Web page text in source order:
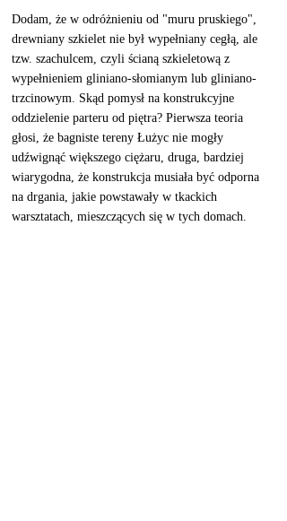
Dodam, że w odróżnieniu od "muru pruskiego",
drewniany szkielet nie był wypełniany cegłą, ale
tzw. szachulcem, czyli ścianą szkieletową z
wypełnieniem gliniano-słomianym lub gliniano-
trzcinowym. Skąd pomysł na konstrukcyjne
oddzielenie parteru od piętra? Pierwsza teoria
głosi, że bagniste tereny Łużyc nie mogły
udźwignąć większego ciężaru, druga, bardziej
wiarygodna, że konstrukcja musiała być odporna
na drgania, jakie powstawały w tkackich
warsztatach, mieszczących się w tych domach.